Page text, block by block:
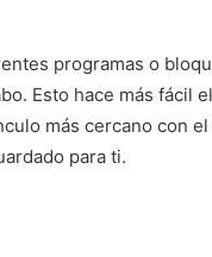
programas o
Esto hace más fácil
más cercano con
para ti.